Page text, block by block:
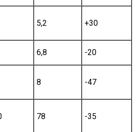
5,2 +30
6,8 -20
8 -47
78 -35